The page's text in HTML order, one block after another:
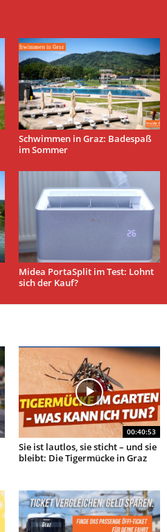
Schwimmen in Graz: Badespaß
im Sommer
Midea PortaSplit im Test: Lohnt
sich der Kauf?
00:40:53
Sie ist lautlos, sie sticht – und sie
bleibt: Die Tigermücke in Graz